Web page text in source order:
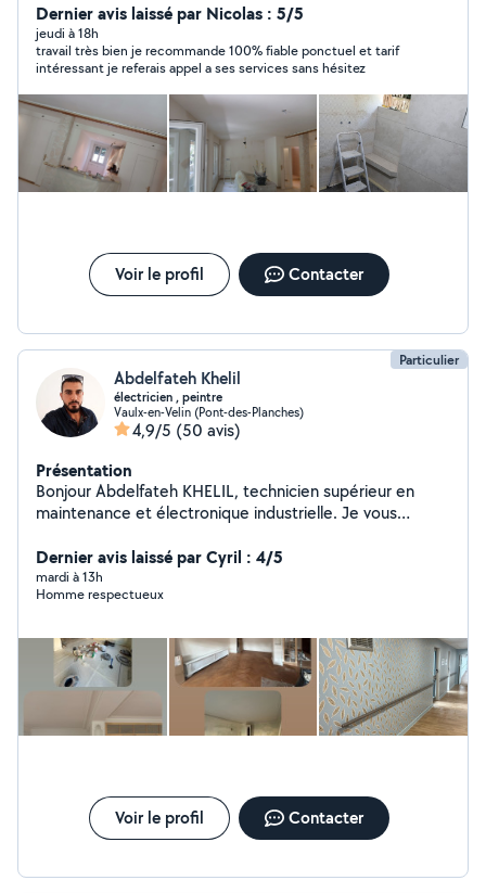
Dernier avis laissé par Nicolas : 5/5
jeudi à 18h
travail très bien je recommande 100% fiable ponctuel et tarif
intéressant je referais appel a ses services sans hésitez
Voir le profil Contacter
Particulier
Abdelfateh Khelil
électricien , peintre
Vaulx-en-Velin (Pont-des-Planches)
4,9/5 (50 avis)
Présentation
Bonjour Abdelfateh KHELIL, technicien supérieur en
maintenance et électronique industrielle. Je vous
d'expérience dans le domaine de l'installation électrique
( habitation et industrielle), la maintenance et en tant
que chef d'équipe Aussi je vous propose mes services
d'avoir un travail professionnel Je vous laisse me
contacter pour toute vos travaux et je serai ravi de
travailler chez vous Bien a vous
Dernier avis laissé par Cyril : 4/5
mardi à 13h
Homme respectueux
Voir le profil Contacter